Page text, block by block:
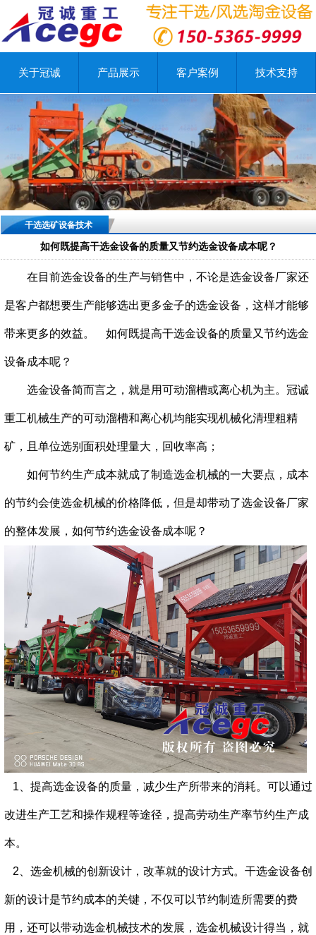
关于冠诚 产品展示 客户案例 技术支持
干选选矿设备技术
如何既提高干选金设备的质量又节约选金设备成本呢？
在目前选金设备的生产与销售中，不论是选金设备厂家还
是客户都想要生产能够选出更多金子的选金设备，这样才能够
带来更多的效益。 如何既提高干选金设备的质量又节约选金
设备成本呢？
选金设备简而言之，就是用可动溜槽或离心机为主。冠诚
重工机械生产的可动溜槽和离心机均能实现机械化清理粗精
矿，且单位选别面积处理量大，回收率高；
如何节约生产成本就成了制造选金机械的一大要点，成本
的节约会使选金机械的价格降低，但是却带动了选金设备厂家
的整体发展，如何节约选金设备成本呢？
1、提高选金设备的质量，减少生产所带来的消耗。可以通过
改进生产工艺和操作规程等途径，提高劳动生产率节约生产成
本。
2、选金机械的创新设计，改革就的设计方式。干选金设备创
新的设计是节约成本的关键，不仅可以节约制造所需要的费
用，还可以带动选金机械技术的发展，选金机械设计得当，就